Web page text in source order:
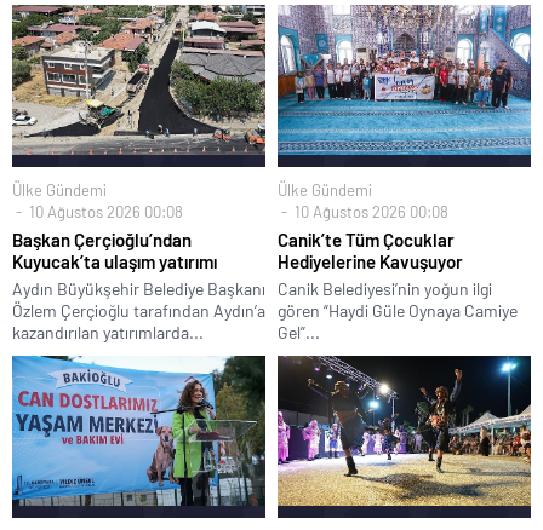
Ülke Gündemi
10 Ağustos 2026 00:08
Başkan Çerçioğlu’ndan
Kuyucak’ta ulaşım yatırımı
Aydın Büyükşehir Belediye Başkanı
Özlem Çerçioğlu tarafından Aydın’a
kazandırılan yatırımlarda...
Ülke Gündemi
10 Ağustos 2026 00:08
Canik’te Tüm Çocuklar
Hediyelerine Kavuşuyor
Canik Belediyesi’nin yoğun ilgi
gören “Haydi Güle Oynaya Camiye
Gel”...